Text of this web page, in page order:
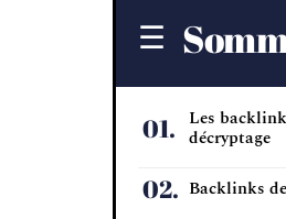
Les
décryptage
Backlinks